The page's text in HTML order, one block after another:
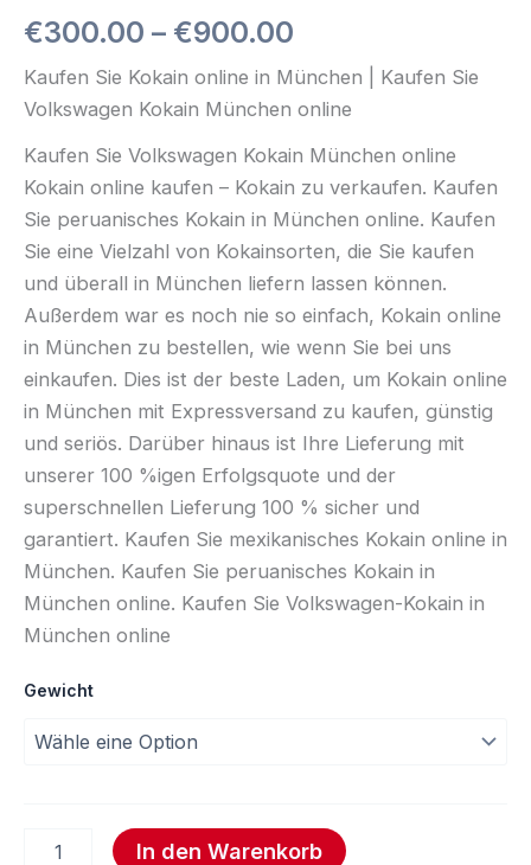
€300.00 – €900.00
Kaufen Sie Kokain online in München | Kaufen Sie
Volkswagen Kokain München online
Kaufen Sie Volkswagen Kokain München online
Kokain online kaufen – Kokain zu verkaufen. Kaufen
Sie peruanisches Kokain in München online. Kaufen
Sie eine Vielzahl von Kokainsorten, die Sie kaufen
und überall in München liefern lassen können.
Außerdem war es noch nie so einfach, Kokain online
in München zu bestellen, wie wenn Sie bei uns
einkaufen. Dies ist der beste Laden, um Kokain online
in München mit Expressversand zu kaufen, günstig
und seriös. Darüber hinaus ist Ihre Lieferung mit
unserer 100 %igen Erfolgsquote und der
superschnellen Lieferung 100 % sicher und
garantiert. Kaufen Sie mexikanisches Kokain online in
München. Kaufen Sie peruanisches Kokain in
München online. Kaufen Sie Volkswagen-Kokain in
München online
Gewicht
In den Warenkorb